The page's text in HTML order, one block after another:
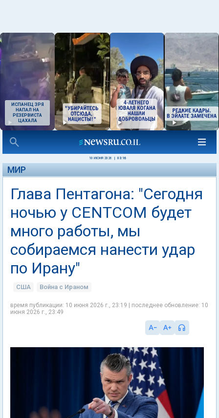
ИСПАНЕЦ ЗРЯ
НАПАЛ НА
РЕЗЕРВИСТА
ЦАХАЛА
10 ИЮНЯ 2026 03:16
МИР
Глава Пентагона: "Сегодня
ночью у CENTCOM будет
много работы, мы
собираемся нанести удар
по Ирану"
США Война с Ираном
время публикации: 10 июня 2026 г., 23:19 | последнее обновление: 10
июня 2026 г., 23:49